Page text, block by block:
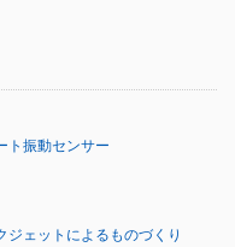
ト振動センサー
ジェットによるものづくり